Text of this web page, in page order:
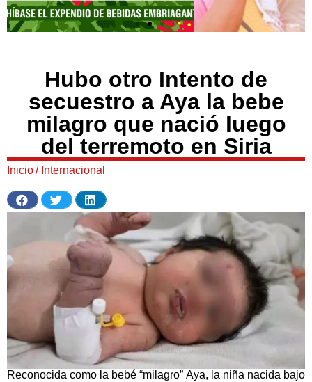
Hubo otro Intento de
secuestro a Aya la bebe
milagro que nació luego
del terremoto en Siria
Inicio/ Internacional
Reconocida como la bebé “milagro” Aya, la niña nacida bajo